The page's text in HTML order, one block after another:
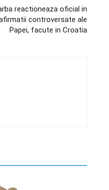
reactioneaza oficial in
controversate ale
Papei, facute in Croatia